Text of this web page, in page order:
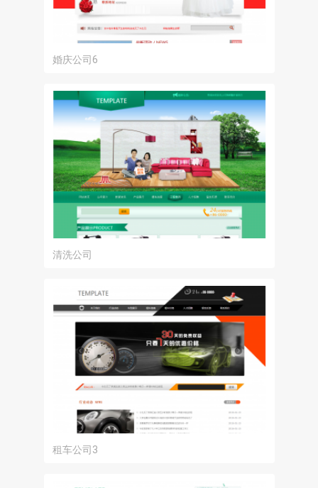
婚庆公司6
清洗公司
租车公司3